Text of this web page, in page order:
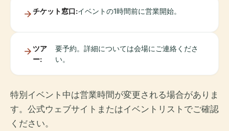
チケット窓口:イベントの1時間前に営業開始。
ツア
ー:
要予約。詳細については会場にご連絡くださ
い。
特別イベント中は営業時間が変更される場合がありま
す。公式ウェブサイトまたはイベントリストでご確認
ください。